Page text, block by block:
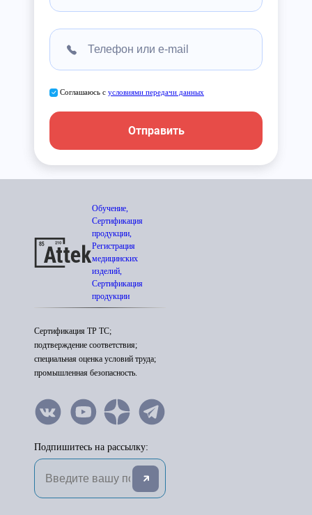
Соглашаюсь с условиями передачи данных
Отправить
Обучение,
Сертификация
продукции,
Регистрация
медицинских
изделий,
Сертификация
продукции
Сертификация ТР ТС;
подтверждение соответствия;
специальная оценка условий труда;
промышленная безопасность.
Подпишитесь на рассылку: